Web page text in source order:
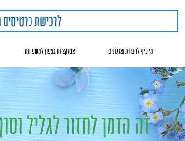
לרכישת
ימי כיף לחברות וארגונים אטרקציות בצפון למשפחות
זה הזמן לחזור לגליל